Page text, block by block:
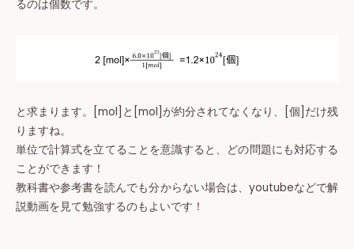
るのは個数です。
と求まります。[mol]と[mol]が約分されてなくなり、[個]だけ残
りますね。
単位で計算式を立てることを意識すると、どの問題にも対応する
ことができます！
教科書や参考書を読んでも分からない場合は、youtubeなどで解
説動画を見て勉強するのもよいです！